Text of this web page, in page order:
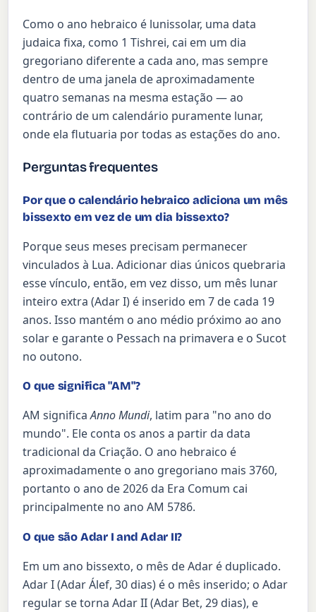
Como o ano hebraico é lunissolar, uma data
judaica fixa, como 1 Tishrei, cai em um dia
gregoriano diferente a cada ano, mas sempre
dentro de uma janela de aproximadamente
quatro semanas na mesma estação — ao
contrário de um calendário puramente lunar,
onde ela flutuaria por todas as estações do ano.
Perguntas frequentes
Por que o calendário hebraico adiciona um mês
bissexto em vez de um dia bissexto?
Porque seus meses precisam permanecer
vinculados à Lua. Adicionar dias únicos quebraria
esse vínculo, então, em vez disso, um mês lunar
inteiro extra (Adar I) é inserido em 7 de cada 19
anos. Isso mantém o ano médio próximo ao ano
solar e garante o Pessach na primavera e o Sucot
no outono.
O que significa "AM"?
AM significaAnno Mundi, latim para "no ano do
mundo". Ele conta os anos a partir da data
tradicional da Criação. O ano hebraico é
aproximadamente o ano gregoriano mais 3760,
portanto o ano de 2026 da Era Comum cai
principalmente no ano AM 5786.
O que são Adar I and Adar II?
Em um ano bissexto, o mês de Adar é duplicado.
Adar I (Adar Álef, 30 dias) é o mês inserido; o Adar
regular se torna Adar II (Adar Bet, 29 dias), e